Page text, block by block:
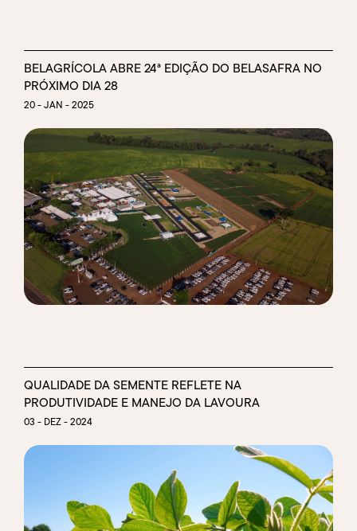
BELAGRÍCOLA ABRE 24ª EDIÇÃO DO BELASAFRA NO
PRÓXIMO DIA 28
20 - JAN - 2025
QUALIDADE DA SEMENTE REFLETE NA
PRODUTIVIDADE E MANEJO DA LAVOURA
03 - DEZ - 2024